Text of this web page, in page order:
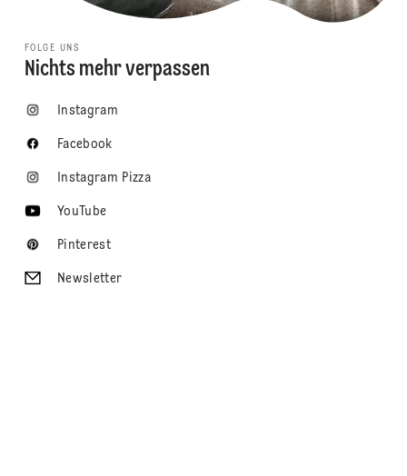
FOLGE UNS
Nichts mehr verpassen
Instagram
Facebook
Instagram Pizza
YouTube
Pinterest
Newsletter